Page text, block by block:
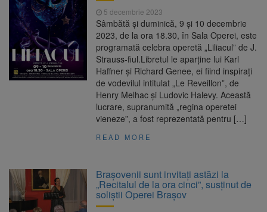
7 august 2026
Tâmpa intră în renovare. Contract de peste 1
milion de lei și termen de trei luni
7 august 2026
Unul dintre cele mai mari
parcuri ale Brașovului va fi amenajat în
Bartolomeu-Avantgarden. Contractul a fost
Trafic blocat pe DN1E Brașov
– Poiana Brașov după un accident. Două
persoane primesc îngrijiri medicale
5 decembrie 2023
Sâmbătă și duminică, 9 și 10 decembrie
2023, de la ora 18.30, în Sala Operei, este
programată celebra operetă „Liliacul” de J.
Strauss-fiul.Libretul le aparține lui Karl
Haffner şi Richard Genee, ei fiind inspirați
de vodevilul intitulat „Le Reveillon”, de
Henry Melhac şi Ludovic Halevy. Această
lucrare, supranumită „regina operetei
vieneze”, a fost reprezentată pentru […]
READ MORE
Brașovenii sunt invitați astăzi la
„Recitalul de la ora cinci”, susținut de
soliștii Operei Brașov